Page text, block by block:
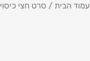
עמוד הבית / סרט חצי כיסוי